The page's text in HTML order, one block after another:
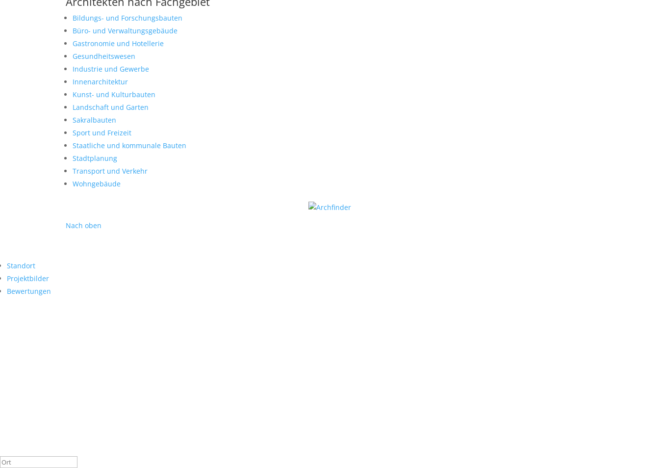
Bildungs- und Forschungsbauten
Büro- und Verwaltungsgebäude
Gastronomie und Hotellerie
Gesundheitswesen
Industrie und Gewerbe
Innenarchitektur
Kunst- und Kulturbauten
Landschaft und Garten
Sakralbauten
Sport und Freizeit
Staatliche und kommunale Bauten
Stadtplanung
Transport und Verkehr
Wohngebäude
Nach oben
Standort
Projektbilder
Bewertungen